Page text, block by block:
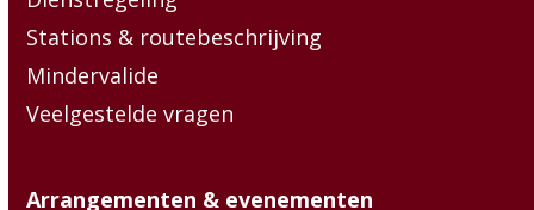
Stations & routebeschrijving
Mindervalide
Veelgestelde vragen
Arrangementen & evenementen